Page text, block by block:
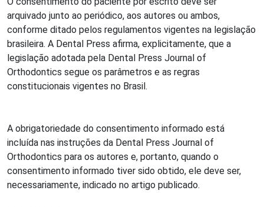
arquivado junto ao periódico, aos autores ou ambos,
conforme ditado pelos regulamentos vigentes na legislação
brasileira. A Dental Press afirma, explicitamente, que a
legislação adotada pela Dental Press Journal of
Orthodontics segue os parâmetros e as regras
constitucionais vigentes no Brasil.
A obrigatoriedade do consentimento informado está
incluída nas instruções da Dental Press Journal of
Orthodontics para os autores e, portanto, quando o
consentimento informado tiver sido obtido, ele deve ser,
necessariamente, indicado no artigo publicado.